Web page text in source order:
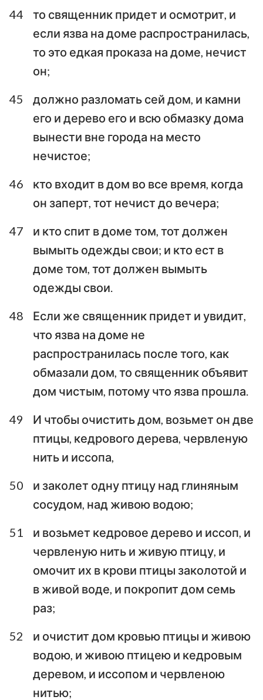
44
то священник придет и осмотрит, и
если язва на доме распространилась,
то это едкая проказа на доме, нечист
он;
45
должно разломать сей дом, и камни
его и дерево его и всю обмазку дома
вынести вне города на место
нечистое;
46
кто входит в дом во все время, когда
он заперт, тот нечист до вечера;
47
и кто спит в доме том, тот должен
вымыть одежды свои; и кто ест в
доме том, тот должен вымыть
одежды свои.
48
Если же священник придет и увидит,
что язва на доме не
распространилась после того, как
обмазали дом, то священник объявит
дом чистым, потому что язва прошла.
49
И чтобы очистить дом, возьмет он две
птицы, кедрового дерева, червленую
нить и иссопа,
50
и заколет одну птицу над глиняным
сосудом, над живою водою;
51
и возьмет кедровое дерево и иссоп, и
червленую нить и живую птицу, и
омочит их в крови птицы заколотой и
в живой воде, и покропит дом семь
раз;
52
и очистит дом кровью птицы и живою
водою, и живою птицею и кедровым
деревом, и иссопом и червленою
нитью;